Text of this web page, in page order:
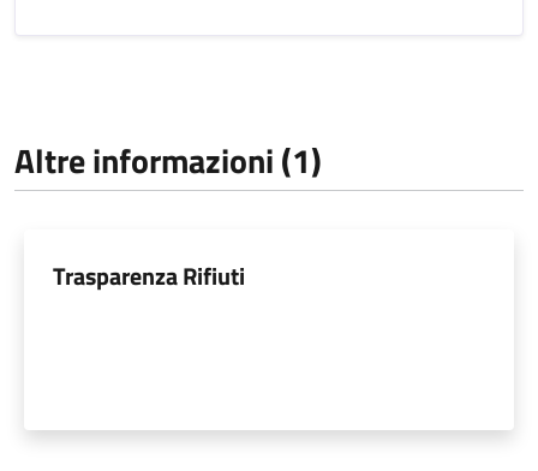
Altre informazioni (1)
Trasparenza Rifiuti